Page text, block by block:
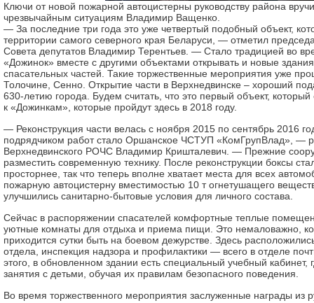
Ключи от новой пожарной автоцистерны руководству района
чрезвычайным ситуациям Владимир Ващенко.
— За последние три года это уже четвертый подобный объект,
территории самого северного края Беларуси, — отметил
Совета депутатов Владимир Терентьев. — Стало традицией во
«Дожинок» вместе с другими объектами открывать и новые
спасательных частей. Такие торжественные мероприятия уже
Толочине, Сенно. Открытие части в Верхнедвинске – хороший
630-летию города. Будем считать, что это первый объект,
к «Дожинкам», которые пройдут здесь в 2018 году.
— Реконструкция части велась с ноября 2015 по сентябрь 2016
подрядчиком работ стало Оршанское ЧСТУП «КомГрупВлад», —
Верхнедвинского РОЧС Владимир Кришталевич. — Прежние
разместить современную технику. После реконструкции боксы
просторнее, так что теперь вполне хватает места для всех
пожарную автоцистерну вместимостью 10 т огнетушащего
улучшились санитарно-бытовые условия для личного состава.
Сейчас в распоряжении спасателей комфортные теплые
уютные комнаты для отдыха и приема пищи. Это немаловажно,
приходится сутки быть на боевом дежурстве. Здесь
отдела, инспекция надзора и профилактики — всего в отделе
этого, в обновленном здании есть специальный учебный кабинет,
занятия с детьми, обучая их правилам безопасного поведения.
Во время торжественного мероприятия заслуженные награды из